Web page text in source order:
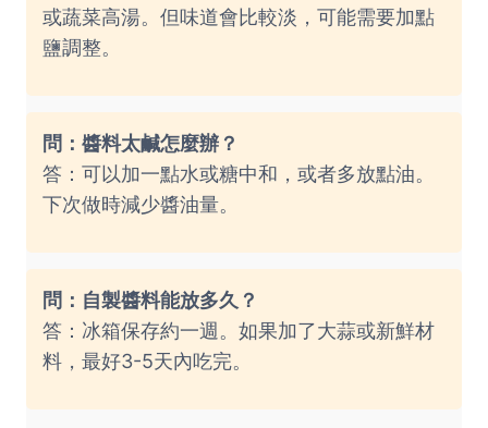
或蔬菜高湯。但味道會比較淡，可能需要加點
鹽調整。
問：醬料太鹹怎麼辦？
答：可以加一點水或糖中和，或者多放點油。
下次做時減少醬油量。
問：自製醬料能放多久？
答：冰箱保存約一週。如果加了大蒜或新鮮材
料，最好3-5天內吃完。